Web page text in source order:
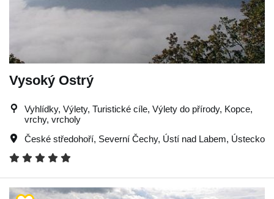
Vysoký Ostrý
Vyhlídky, Výlety, Turistické cíle, Výlety do přírody, Kopce,
vrchy, vrcholy
České středohoří, Severní Čechy, Ústí nad Labem, Ústecko